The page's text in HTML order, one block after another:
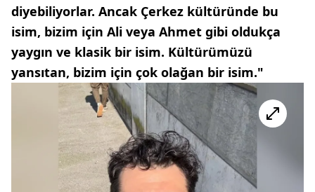
diyebiliyorlar. Ancak Çerkez kültüründe bu
isim, bizim için Ali veya Ahmet gibi oldukça
yaygın ve klasik bir isim. Kültürümüzü
yansıtan, bizim için çok olağan bir isim."